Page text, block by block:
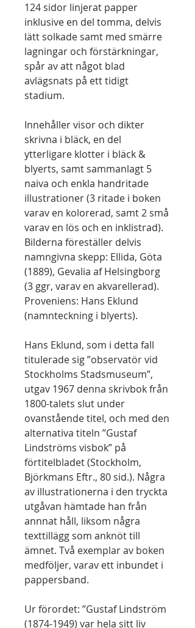
124 sidor linjerat papper
inklusive en del tomma, delvis
lätt solkade samt med smärre
lagningar och förstärkningar,
spår av att något blad
avlägsnats på ett tidigt
stadium.
Innehåller visor och dikter
skrivna i bläck, en del
ytterligare klotter i bläck &
blyerts, samt sammanlagt 5
naiva och enkla handritade
illustrationer (3 ritade i boken
varav en kolorerad, samt 2 små
varav en lös och en inklistrad).
Bilderna föreställer delvis
namngivna skepp: Ellida, Göta
(1889), Gevalia af Helsingborg
(3 ggr, varav en akvarellerad).
Proveniens: Hans Eklund
(namnteckning i blyerts).
Hans Eklund, som i detta fall
titulerade sig ”observatör vid
Stockholms Stadsmuseum”,
utgav 1967 denna skrivbok från
1800-talets slut under
ovanstående titel, och med den
alternativa titeln ”Gustaf
Lindströms visbok” på
förtitelbladet (Stockholm,
Björkmans Eftr., 80 sid.). Några
av illustrationerna i den tryckta
utgåvan hämtade han från
annnat håll, liksom några
texttillägg som anknöt till
ämnet. Två exemplar av boken
medföljer, varav ett inbundet i
pappersband.
Ur förordet: ”Gustaf Lindström
(1874-1949) var hela sitt liv